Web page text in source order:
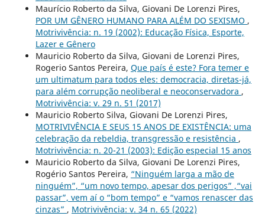
Maurício Roberto da Silva, Giovani De Lorenzi Pires,
POR UM GÊNERO HUMANO PARA ALÉM DO SEXISMO ,
Motrivivência: n. 19 (2002): Educação Física, Esporte,
Lazer e Gênero
Mauricio Roberto da Silva, Giovani de Lorenzi Pires,
Rogerio Santos Pereira, Que país é este? Fora temer e
um ultimatum para todos eles: democracia, diretas-já,
para além corrupção neoliberal e neoconservadora ,
Motrivivência: v. 29 n. 51 (2017)
Mauricio Roberto Silva, Giovani De Lorenzi Pires,
MOTRIVIVÊNCIA E SEUS 15 ANOS DE EXISTÊNCIA: uma
celebração da rebeldia, transgressão e resistência ,
Motrivivência: n. 20-21 (2003): Edição especial 15 anos
Mauricio Roberto da Silva, Giovani De Lorenzi Pires,
Rogério Santos Pereira, “Ninguém larga a mão de
ninguém”, “um novo tempo, apesar dos perigos” ,“vai
passar”, vem aí o “bom tempo” e “vamos renascer das
cinzas” , Motrivivência: v. 34 n. 65 (2022)